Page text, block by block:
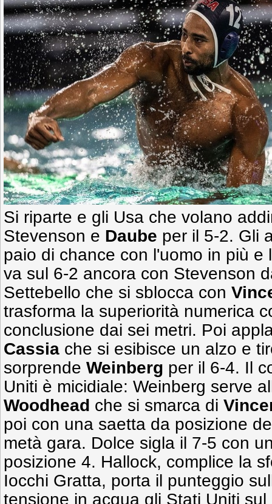
Si riparte e gli Usa che volano
Stevenson e Daube per il 5-2. Gli
paio di chance con l'uomo in più
va sul 6-2 ancora con Stevenson
Settebello che si sblocca con
trasforma la superiorità numerica
conclusione dai sei metri. Poi
Cassia che si esibisce un alzo e
sorprende Weinberg per il 6-4. Il
Uniti è micidiale: Weinberg serve
Woodhead che si smarca di
poi con una saetta da posizione
metà gara. Dolce sigla il 7-5 con
posizione 4. Hallock, complice la
Iocchi Gratta, porta il punteggio
tensione in acqua gli Stati Uniti